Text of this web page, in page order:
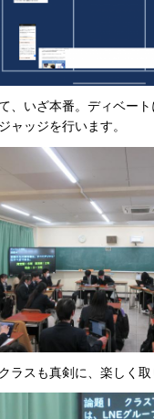
、いざ本番。ディベー
ャッジを行います。
ラスも真剣に、楽しく